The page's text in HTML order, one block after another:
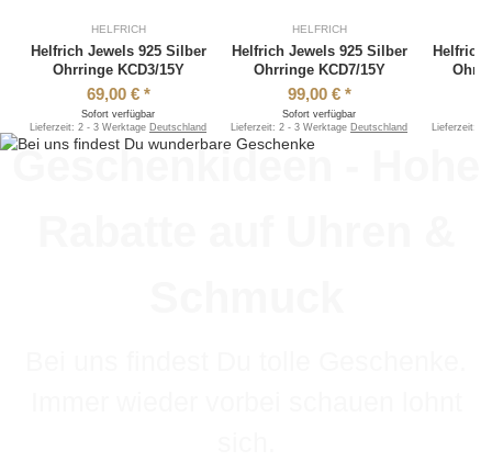
HELFRICH
Helfrich Jewels 925 Silber
Ohrringe KCD3/15Y
69,00 € *
Sofort verfügbar
Lieferzeit:2 - 3 Werktage Deutschland
HELFRICH
Helfrich Jewels 925 Silber
Ohrringe KCD7/15Y
99,00 € *
Sofort verfügbar
Lieferzeit:2 - 3 Werktage Deutschland
Helfrich
Lieferzeit:
Geschenkideen - Hohe